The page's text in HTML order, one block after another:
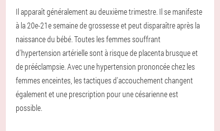
Il apparaît généralement au deuxième trimestre. Il se manifeste
à la 20e-21e semaine de grossesse et peut disparaître après la
naissance du bébé. Toutes les femmes souffrant
d'hypertension artérielle sont à risque de placenta brusque et
de prééclampsie. Avec une hypertension prononcée chez les
femmes enceintes, les tactiques d'accouchement changent
également et une prescription pour une césarienne est
possible.